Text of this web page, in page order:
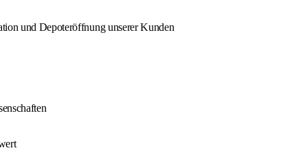
und Depoteröffnung unserer Kunden